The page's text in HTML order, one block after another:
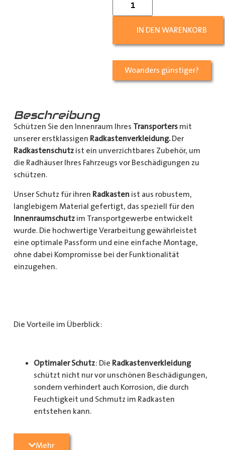
IN DEN WARENKORB
Woanders günstiger?
Beschreibung
Schützen Sie den Innenraum Ihres Transportersmit
unserer erstklassigen Radkastenverkleidung.Der
Radkastenschutzist ein unverzichtbares Zubehör, um
die Radhäuser Ihres Fahrzeugs vor Beschädigungen zu
schützen.
Unser Schutz für ihren Radkastenist aus robustem,
langlebigem Material gefertigt, das speziell für den
Innenraumschutzim Transportgewerbe entwickelt
wurde. Die hochwertige Verarbeitung gewährleistet
eine optimale Passform und eine einfache Montage,
ohne dabei Kompromisse bei der Funktionalität
einzugehen.
Die Vorteile im Überblick:
Optimaler Schutz: Die Radkastenverkleidung
schützt nicht nur vor unschönen Beschädigungen,
sondern verhindert auch Korrosion, die durch
Feuchtigkeit und Schmutz im Radkasten
entstehen kann.
Langlebigkeit
Mehr